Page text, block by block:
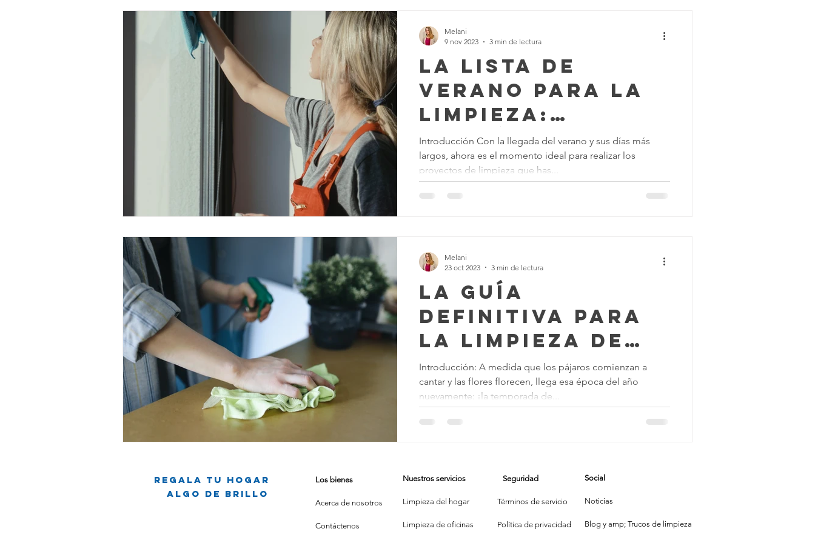
La Lista de
Verano para la
Limpieza:
¡Prepárate para
el Calor!
Introducción Con la llegada del verano y sus días más
largos, ahora es el momento ideal para realizar los
proyectos de limpieza que has...
Melani
9 nov 2023
3 min de lectura
La Guía
Definitiva para
la Limpieza de
Primavera en
Casa: Consejos y
Listas de
Introducción: A medida que los pájaros comienzan a
cantar y las flores florecen, llega esa época del año
nuevamente: ¡la temporada de...
Melani
23 oct 2023
3 min de lectura
Regala tu hogar
Algo de brillo
Los bienes
Acerca de nosotros
Contáctenos
Nuestros servicios
Limpieza del hogar
Limpieza de oficinas
Seguridad
Términos de servicio
Política de privacidad
Social
Noticias
Blog y amp; Trucos de limpieza